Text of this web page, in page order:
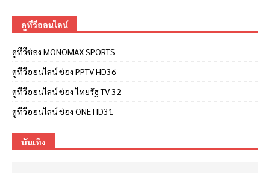
ดูทีวีออนไลน์
ดูทีวีช่อง MONOMAX SPORTS
ดูทีวีออนไลน์ ช่อง PPTV HD36
ดูทีวีออนไลน์ ช่อง ไทยรัฐ TV 32
ดูทีวีออนไลน์ ช่อง ONE HD31
บันเทิง